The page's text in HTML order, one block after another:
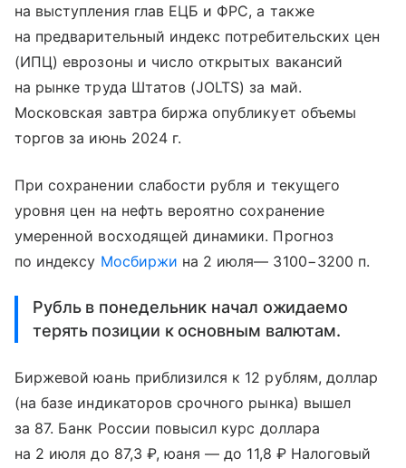
на выступления глав ЕЦБ и ФРС, а также
на предварительный индекс потребительских цен
(ИПЦ) еврозоны и число открытых вакансий
на рынке труда Штатов (JOLTS) за май.
Московская завтра биржа опубликует объемы
торгов за июнь 2024 г.
При сохранении слабости рубля и текущего
уровня цен на нефть вероятно сохранение
умеренной восходящей динамики. Прогноз
по индексу Мосбиржи на 2 июля— 3100−3200 п.
Рубль в понедельник начал ожидаемо
терять позиции к основным валютам.
Биржевой юань приблизился к 12 рублям, доллар
(на базе индикаторов срочного рынка) вышел
за 87. Банк России повысил курс доллара
на 2 июля до 87,3 ₽, юаня — до 11,8 ₽ Налоговый